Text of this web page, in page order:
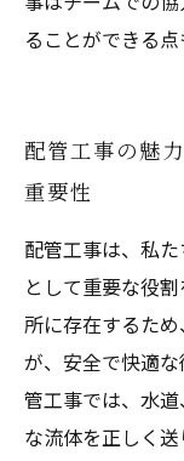
ることができる点
配管工事の魅
重要性
配管工事は、私
として重要な役
所に存在するた
が、安全で快適
管工事では、水
な流体を正しく